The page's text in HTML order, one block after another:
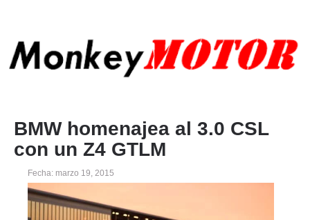
BMW homenajea al 3.0 CSL
con un Z4 GTLM
Fecha: marzo 19, 2015